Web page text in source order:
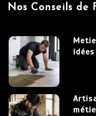
Nos Conseils de